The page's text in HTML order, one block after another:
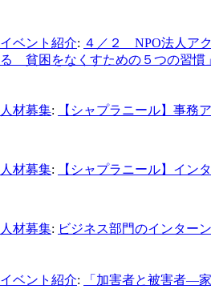
イベント紹介: ４／２ NPO法人ア
る 貧困をなくすための５つの習慣
人材募集: 【シャプラニール】事務
人材募集: 【シャプラニール】イン
人材募集: ビジネス部門のインター
イベント紹介:
「加害者と被害者―